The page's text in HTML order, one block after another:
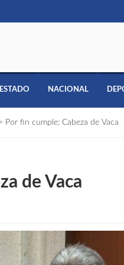
ESTADO NACIONAL
Por fin cumple: Cabeza de Vaca
de Vaca